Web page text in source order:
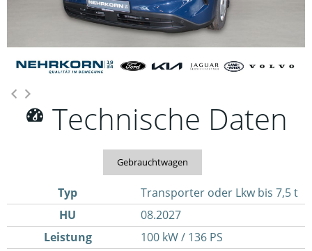
Technische Daten
Gebrauchtwagen
Typ
Transporter oder Lkw bis 7,5 t
HU
08.2027
Leistung
100 kW / 136 PS